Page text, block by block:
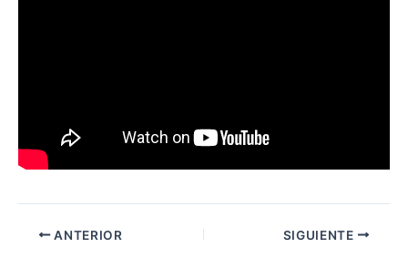
ANTERIOR SIGUIENTE